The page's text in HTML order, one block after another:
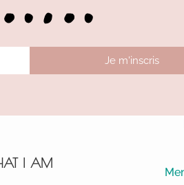
Je m'inscris
I AM